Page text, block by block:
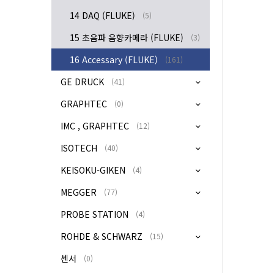
14 DAQ (FLUKE) (5)
15 초음파 음향카메라 (FLUKE) (3)
16 Accessary (FLUKE) (161)
GE DRUCK (41)
GRAPHTEC (0)
IMC , GRAPHTEC (12)
ISOTECH (40)
KEISOKU-GIKEN (4)
MEGGER (77)
PROBE STATION (4)
ROHDE & SCHWARZ (15)
센서 (0)